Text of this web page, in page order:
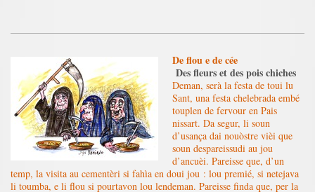
De flou e de cée
Des fleurs et des pois chiches
Deman, serà la festa de toui lu
Sant, una festa chelebrada embé
touplen de fervour en Pais
nissart. Da segur, li soun
d’usança dai nouòstre vièi que
soun despareissudi au jou
d’ancuèi. Pareisse que, d’un
temp, la visita au cementèri si fahìa en doui jou : lou premié, si netejava
li toumba, e li flou si pourtavon lou lendeman. Pareisse finda que, per la